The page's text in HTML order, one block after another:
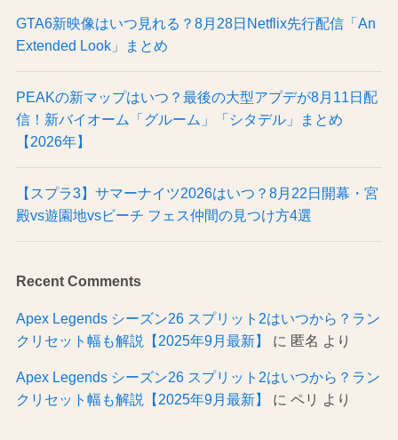
GTA6新映像はいつ見れる？8月28日Netflix先行配信「An
Extended Look」まとめ
PEAKの新マップはいつ？最後の大型アプデが8月11日配
信！新バイオーム「グルーム」「シタデル」まとめ
【2026年】
【スプラ3】サマーナイツ2026はいつ？8月22日開幕・宮
殿vs遊園地vsビーチ フェス仲間の見つけ方4選
Recent Comments
Apex Legends シーズン26 スプリット2はいつから？ラン
クリセット幅も解説【2025年9月最新】
に 匿名 より
Apex Legends シーズン26 スプリット2はいつから？ラン
クリセット幅も解説【2025年9月最新】
に ペリ より